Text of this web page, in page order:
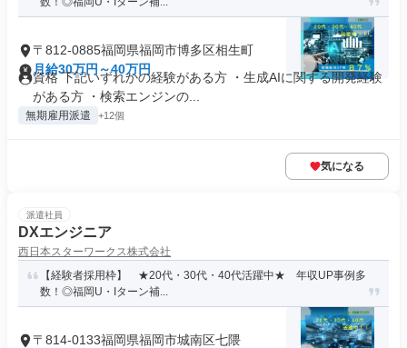
〒812-0885福岡県福岡市博多区相生町
月給30万円～40万円
資格 下記いずれかの経験がある方 ・生成AIに関する開発経験
がある方 ・検索エンジンの...
無期雇用派遣 +12個
気になる
派遣社員
DXエンジニア
西日本スターワークス株式会社
【経験者採用枠】 ★20代・30代・40代活躍中★ 年収UP事例多
数！◎福岡U・Iターン補...
〒814-0133福岡県福岡市城南区七隈